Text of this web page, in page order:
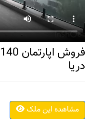
دریا
مشاهده این ملک